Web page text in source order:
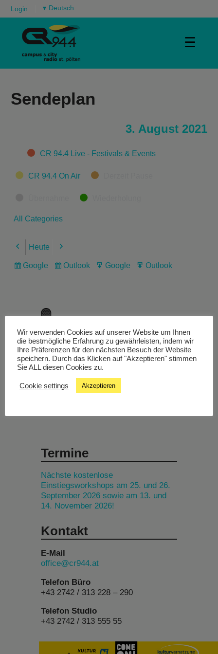
Login ▾
☰
Sendeplan
3. August 2021
CategoriesCR 94.4 Live - Festivals & Events
CR 94.4 On Air
All Categories
Previous
Heute Next
Subscribe
Google
Subscribe
Outlook
Export
Google
Export
Outlook
Livestream
Studiochat
Termine
Nächste kostenlose
Einstiegsworkshops am 25. und 26.
September 2026 sowie am 13. und
14. November 2026!
Kontakt
E-Mail
office@cr944.at
Telefon Büro
+43 2742 / 313 228 – 290
Telefon Studio
+43 2742 / 313 555 55
Wir verwenden Cookies auf unserer Website um Ihnen
die bestmögliche Erfahrung zu gewährleisten, indem wir
Ihre Präferenzen für den nächsten Besuch der Website
speichern. Durch das Klicken auf "Akzeptieren" stimmen
Sie ALL diesen Cookies zu.
Cookie settings Akzeptieren